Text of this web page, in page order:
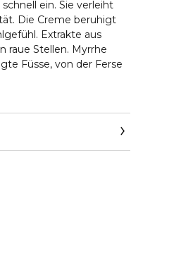
ein. Sie verleiht
Die Creme beruhigt
Extrakte aus
raue Stellen. Myrrhe
Füsse, von der Ferse